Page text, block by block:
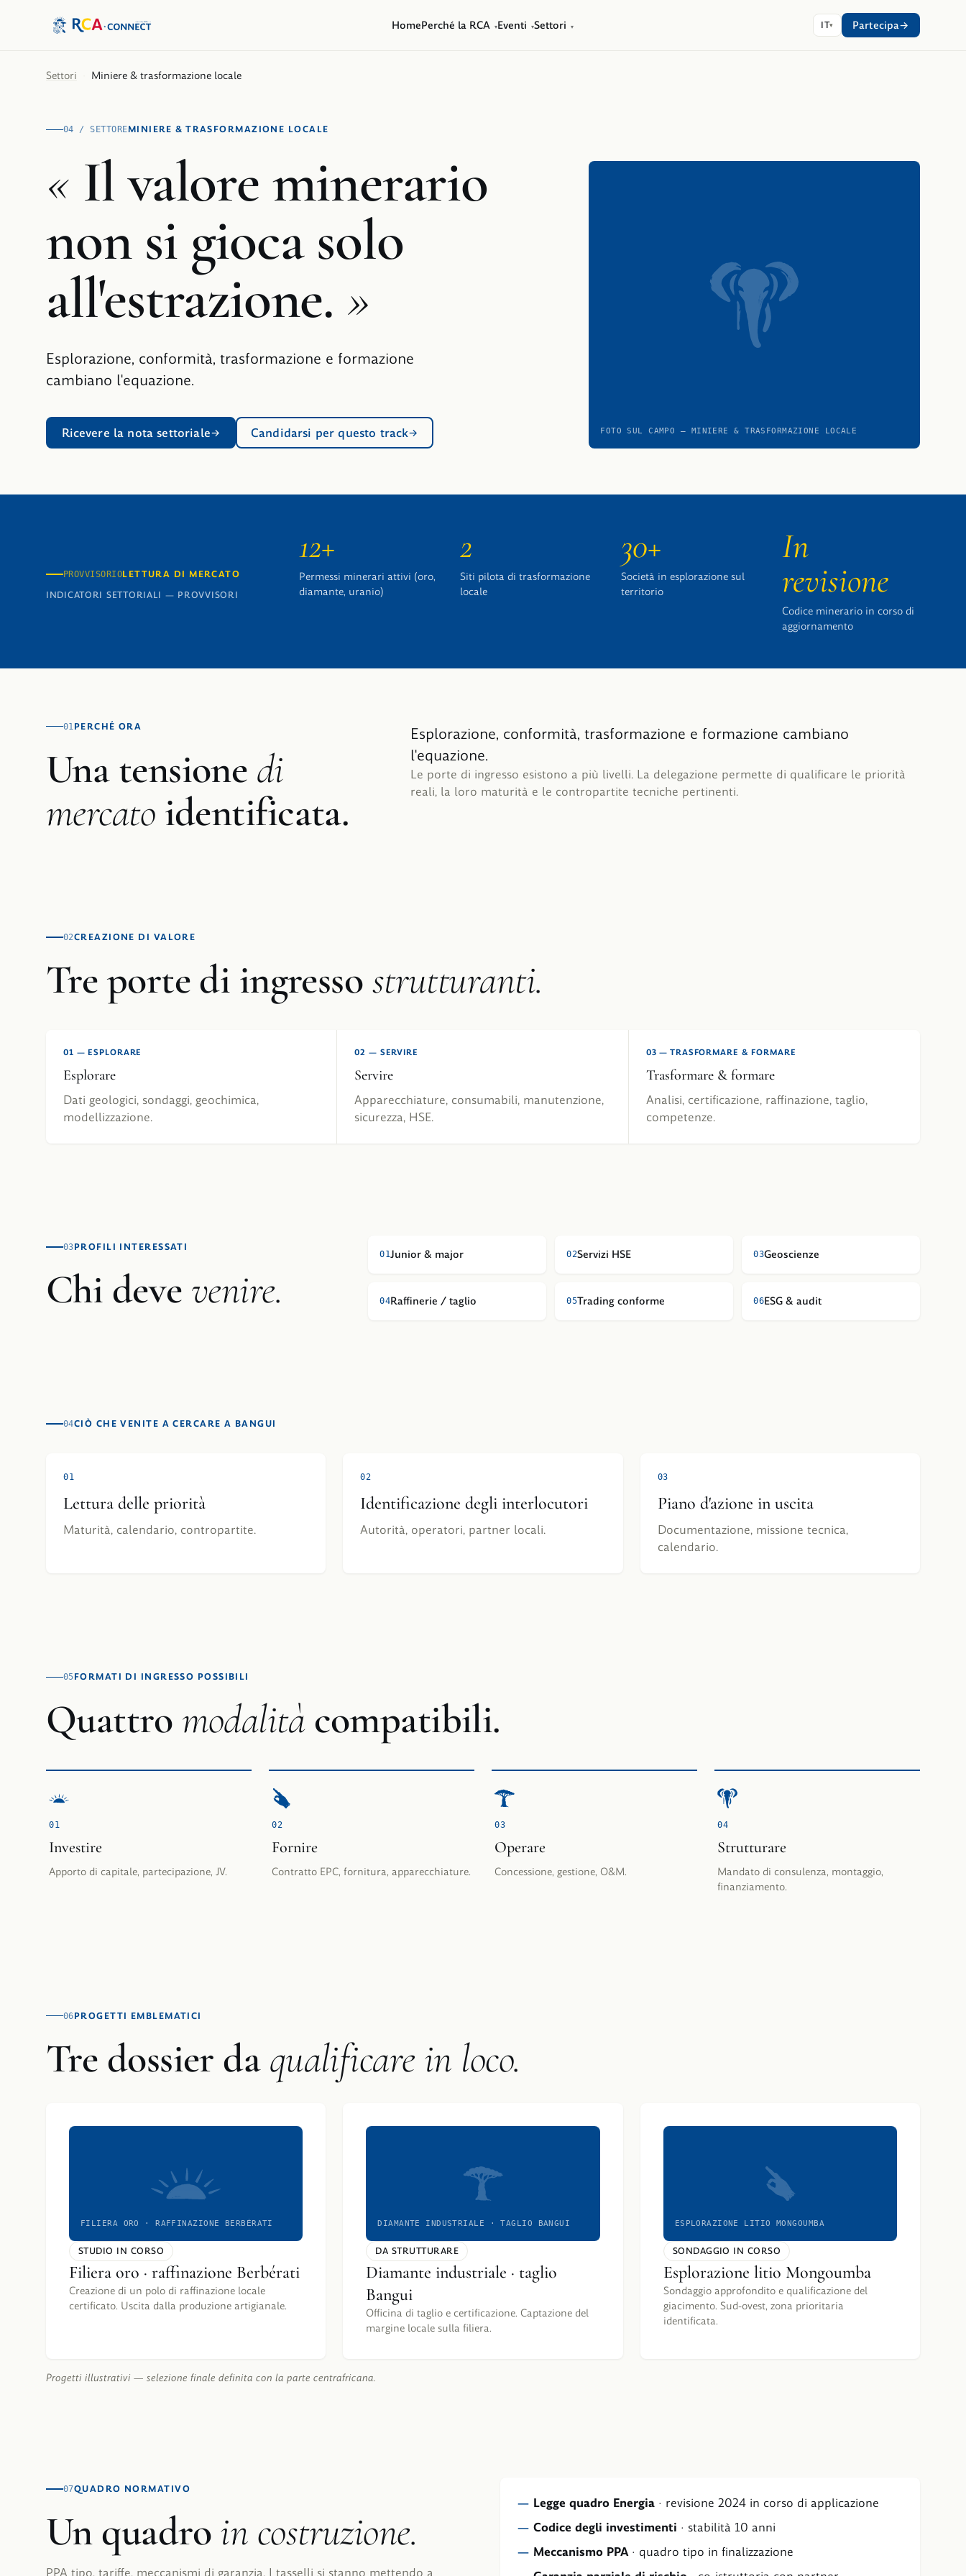
HomePerché la RCA ▾Eventi ▾Settori ▾ IT Partecipa
Settori Miniere & trasformazione locale
04 / SETTOREMINIERE & TRASFORMAZIONE LOCALE
« Il valore minerario
non si gioca solo
all'estrazione. »
Esplorazione, conformità, trasformazione e formazione
cambiano l'equazione.
Ricevere la nota settoriale Candidarsi per questo track FOTO SUL CAMPO — MINIERE & TRASFORMAZIONE LOCALE
PROVVISORIOLETTURA DI MERCATO
INDICATORI SETTORIALI — PROVVISORI
12+
Permessi minerari attivi (oro,
diamante, uranio)
2
Siti pilota di trasformazione
locale
30+
Società in esplorazione sul
territorio
In
revisione
Codice minerario in corso di
aggiornamento
01 PERCHÉ ORA
Una tensione di
mercato identificata.
Esplorazione, conformità, trasformazione e formazione cambiano
l'equazione.
Le porte di ingresso esistono a più livelli. La delegazione permette di qualificare le priorità
reali, la loro maturità e le contropartite tecniche pertinenti.
02CREAZIONE DI VALORE
Tre porte di ingressostrutturanti.
01 —ESPLORARE
Esplorare
Dati geologici, sondaggi, geochimica,
modellizzazione.
02 — SERVIRE
Servire
Apparecchiature, consumabili, manutenzione,
sicurezza, HSE.
03 —TRASFORMARE & FORMARE
Trasformare & formare
Analisi, certificazione, raffinazione, taglio,
competenze.
03PROFILI INTERESSATI
Chi deve venire.
01Junior & major 02Servizi HSE 03Geoscienze
04Raffinerie / taglio 05Trading conforme 06ESG & audit
04CIÒ CHE VENITE A CERCARE A BANGUI
01
Lettura delle priorità
Maturità, calendario, contropartite.
02
Identificazione degli interlocutori
Autorità, operatori, partner locali.
03
Piano d'azione in uscita
Documentazione, missione tecnica,
calendario.
05FORMATI DI INGRESSO POSSIBILI
Quattro modalità compatibili.
01
Investire
Apporto di capitale, partecipazione, JV.
02
Fornire
Contratto EPC, fornitura, apparecchiature.
03
Operare
Concessione, gestione, O&M.
04
Strutturare
Mandato di consulenza, montaggio,
finanziamento.
06PROGETTI EMBLEMATICI
Tre dossier da qualificare in loco.
FILIERA ORO · RAFFINAZIONE BERBÉRATI
STUDIO IN CORSO
Filiera oro · raffinazione Berbérati
Creazione di un polo di raffinazione locale
certificato. Uscita dalla produzione artigianale.
DIAMANTE INDUSTRIALE · TAGLIO BANGUI
DA STRUTTURARE
Diamante industriale · taglio
Bangui
Officina di taglio e certificazione. Captazione del
margine locale sulla filiera.
ESPLORAZIONE LITIO MONGOUMBA
SONDAGGIO IN CORSO
Esplorazione litio Mongoumba
Sondaggio approfondito e qualificazione del
giacimento. Sud-ovest, zona prioritaria
identificata.
Progetti illustrativi — selezione finale definita con la parte centrafricana.
07QUADRO NORMATIVO
Un quadroin costruzione.
PPA tipo, tariffe, meccanismi di garanzia. I tasselli si stanno mettendo a
Legge quadro Energia · revisione 2024 in corso di applicazione
Codice degli investimenti · stabilità 10 anni
Meccanismo PPA· quadro tipo in finalizzazione